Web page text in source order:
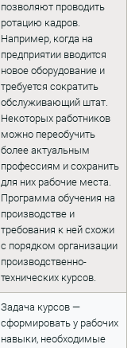
позволяют проводить
ротацию кадров.
Например, когда на
предприятии вводится
новое оборудование и
требуется сократить
обслуживающий штат.
Некоторых работников
можно переобучить
более актуальным
профессиям и сохранить
для них рабочие места.
Программа обучения на
производстве и
требования к ней схожи
с порядком организации
производственно-
технических курсов.
Задача курсов —
сформировать у рабочих
навыки, необходимые